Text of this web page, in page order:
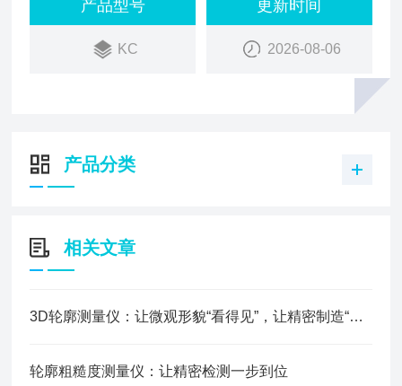
观形貌获取与分析。
产品型号
KC
更新时间
2026-08-06
产品分类
相关文章
3D轮廓测量仪：让微观形貌“看得见”，让精密制造“测得准”
轮廓粗糙度测量仪：让精密检测一步到位